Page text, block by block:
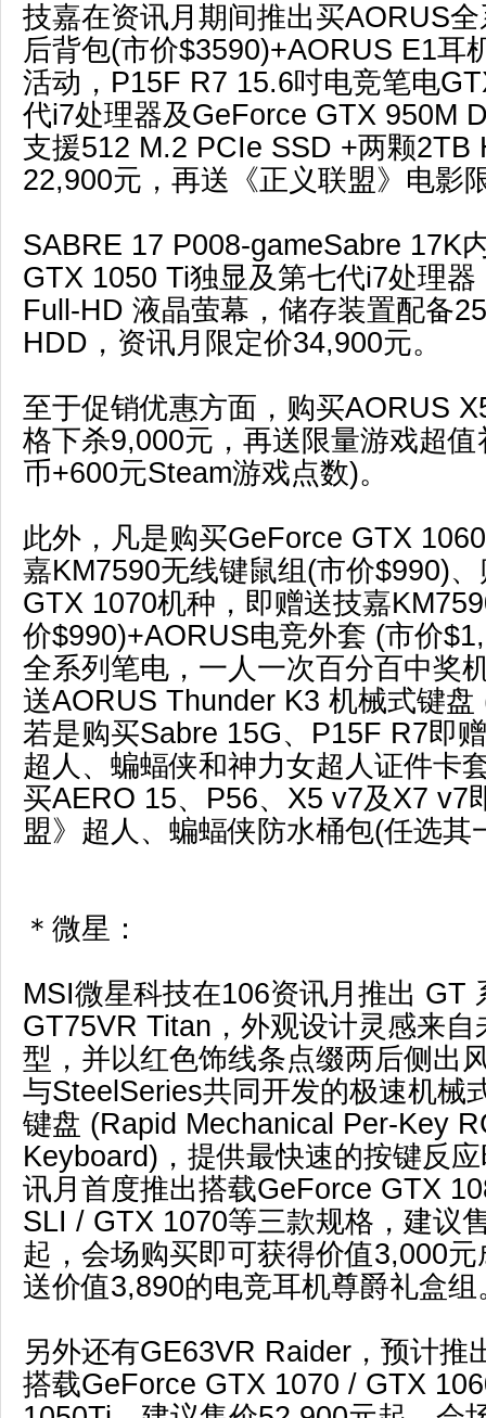
技嘉在资讯月期间推出买AORUS
后背包(市价$3590)+AORUS E1耳
活动，P15F R7 15.6吋电竞笔电
代i7处理器及GeForce GTX 950M
支援512 M.2 PCIe SSD +两颗2TB
22,900元，再送《正义联盟》电影
SABRE 17 P008-gameSabre 17K
GTX 1050 Ti独显及第七代i7处理
Full-HD 液晶萤幕，储存装置配备
HDD，资讯月限定价34,900元。
至于促销优惠方面，购买AORUS
格下杀9,000元，再送限量游戏超
币+600元Steam游戏点数)。
此外，凡是购买GeForce GTX
嘉KM7590无线键鼠组(市价$990)
GTX 1070机种，即赠送技嘉
价$990)+AORUS电竞外套 (市价
全系列笔电，一人一次百分百中奖
送AORUS Thunder K3 机械式键盘
若是购买Sabre 15G、P15F R7即
超人、蝙蝠侠和神力女超人证件卡
买AERO 15、P56、X5 v7及X7 v7
盟》超人、蝙蝠侠防水桶包(任选其
＊微星：
MSI微星科技在106资讯月推出 GT
GT75VR Titan，外观设计灵感来自
型，并以红色饰线条点缀两后侧出
与SteelSeries共同开发的极速机械
键盘 (Rapid Mechanical Per-Key
Keyboard)，提供最快速的按键反
讯月首度推出搭载GeForce GTX
SLI / GTX 1070等三款规格，建议
起，会场购买即可获得价值3,000
送价值3,890的电竞耳机尊爵礼盒组
另外还有GE63VR Raider，预计推
搭载GeForce GTX 1070 / GTX